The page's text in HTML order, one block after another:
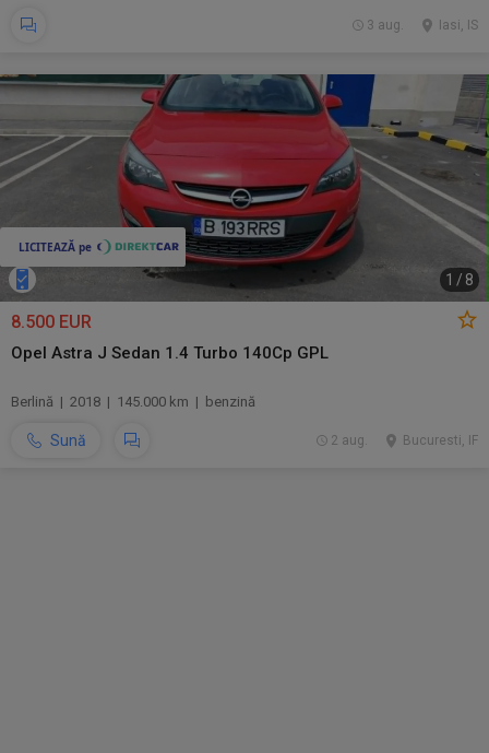
Iasi, IS
3 aug.
1 / 8
8.500 EUR
Opel Astra J Sedan 1.4 Turbo 140Cp GPL
Berlină | 2018 | 145.000 km | benzină
Sună Bucuresti, IF
2 aug.